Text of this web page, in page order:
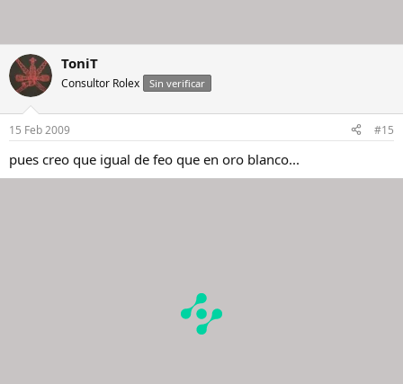
ToniT
Consultor Rolex Sin verificar
15 Feb 2009 #15
pues creo que igual de feo que en oro blanco...